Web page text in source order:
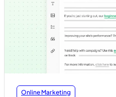
Online Marketing